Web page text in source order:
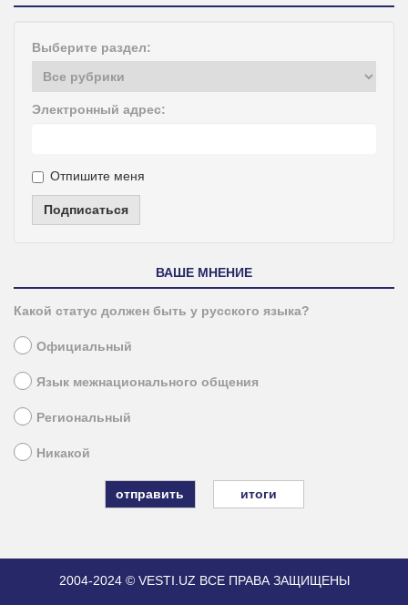
Выберите раздел:
Электронный адрес:
Отпишите меня
Подписаться
ВАШЕ МНЕНИЕ
Какой статус должен быть у русского языка?
Официальный
Язык межнационального общения
Региональный
Никакой
итоги
2004-2024 © VESTI.UZ ВСЕ ПРАВА ЗАЩИЩЕНЫ